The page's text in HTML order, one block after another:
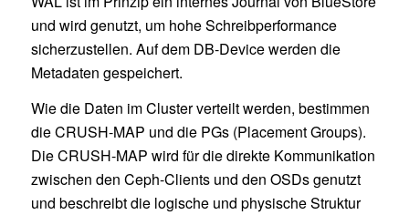
und wird genutzt, um hohe Schreibperformance
sicherzustellen. Auf dem DB-Device werden die
Metadaten gespeichert.
Wie die Daten im Cluster verteilt werden, bestimmen
die CRUSH-MAP und die PGs (Placement Groups).
Die CRUSH-MAP wird für die direkte Kommunikation
zwischen den Ceph-Clients und den OSDs genutzt
und beschreibt die logische und physische Struktur